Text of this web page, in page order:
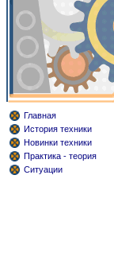
Главная
История техники
Новинки техники
Практика - теория
Ситуации